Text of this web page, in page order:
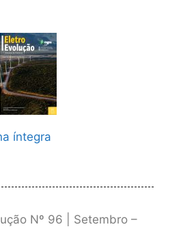
íntegra
Nº 96 | Setembro –